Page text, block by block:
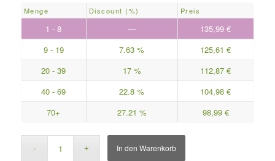
Menge Discount (%) Preis
1 - 8 — 135,99€
9 - 19
7.63 % 125,61€
20 - 39
17 % 112,87€
40 - 69
22.8 % 104,98€
70+
27.21 % 98,99 €
In den Warenkorb